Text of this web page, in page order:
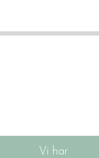
Vi har